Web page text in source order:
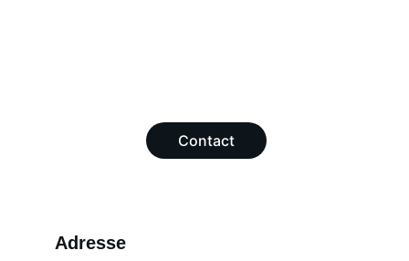
Contact
Adresse